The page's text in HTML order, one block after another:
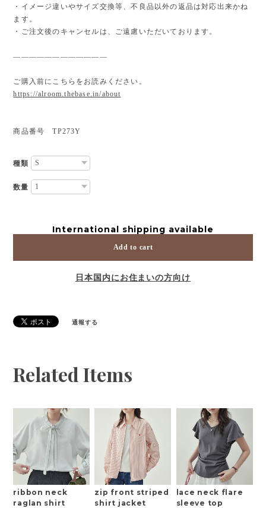
・イメージ違いやサイズ交換等、不良品以外の返品は対応出来かね
ます。
・ご注文後のキャンセルは、ご遠慮いただいております。
————————————
ご購入前にこちらをお読みください。
https://alroom.thebase.in/about
商品番号 TP273Y
種類
数量
International shipping available
Add to cart
日本国内にお住まいの方向け
通報する
Related Items
ribbon neck
raglan shirt
zip front striped
shirt jacket
lace neck flare
sleeve top